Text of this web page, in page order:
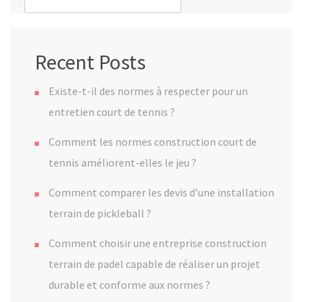
Recent Posts
Existe-t-il des normes à respecter pour un
entretien court de tennis ?
Comment les normes construction court de
tennis améliorent-elles le jeu ?
Comment comparer les devis d’une installation
terrain de pickleball ?
Comment choisir une entreprise construction
terrain de padel capable de réaliser un projet
durable et conforme aux normes ?